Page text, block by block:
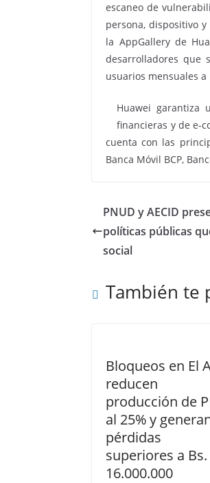
escaneo de
persona, dispositivo
la AppGallery de
desarrolladores que
usuarios mensuales
Huawei garantiza
financieras y de e-
cuenta con las
Banca Móvil BCP,
PNUD y AECID
políticas públicas
social
También te
Bloqueos en El
reducen
producción de
al 25% y
pérdidas
superiores a Bs.
16.000.000